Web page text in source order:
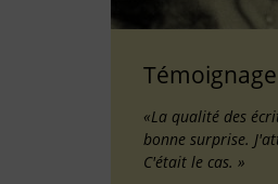
«La qualité des
bonne surprise.
C'était le cas. »